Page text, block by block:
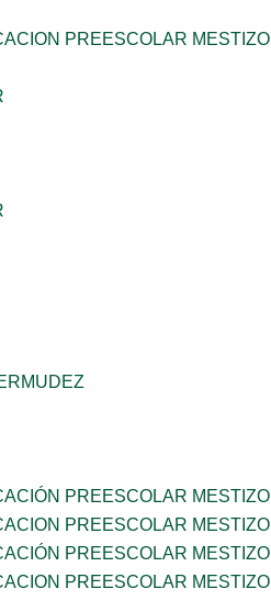
PREESCOLAR MESTIZO
PREESCOLAR MESTIZO
PREESCOLAR MESTIZO
PREESCOLAR MESTIZO
PREESCOLAR MESTIZO